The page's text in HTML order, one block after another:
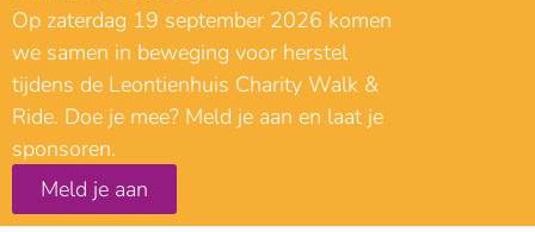
Op zaterdag 19 september 2026 komen
we samen in beweging voor herstel
tijdens de Leontienhuis Charity Walk &
Ride. Doe je mee? Meld je aan en laat je
sponsoren.
Meld je aan